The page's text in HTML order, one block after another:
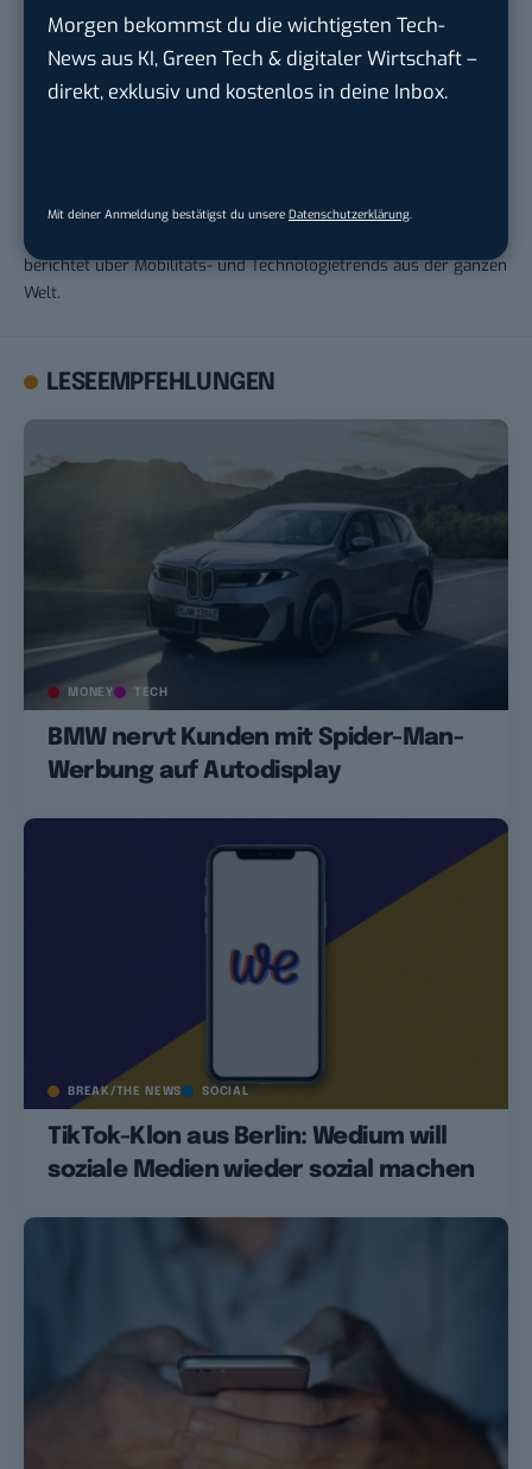
Morgen bekommst du die wichtigsten Tech-
News aus KI, Green Tech & digitaler Wirtschaft –
direkt, exklusiv und kostenlos in deine Inbox.
Mit deiner Anmeldung bestätigst du unsere Datenschutzerklärung.
was mobil ist. Sie selbst pendelt regelmäßig vorwiegend
berichtet über Mobilitäts- und Technologietrends aus der ganzen
Welt.
LESEEMPFEHLUNGEN
MONEY TECH
BMW nervt Kunden mit Spider-Man-
Werbung auf Autodisplay
BREAK/THE NEWS SOCIAL
TikTok-Klon aus Berlin: Wedium will
soziale Medien wieder sozial machen